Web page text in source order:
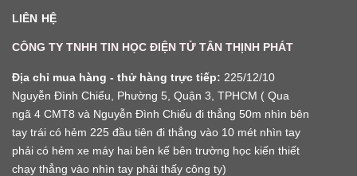
LIÊN HỆ
CÔNG TY TNHH TIN HỌC ĐIỆN TỬ TÂN THỊNH PHÁT
Địa chỉ mua hàng - thử hàng trực tiếp: 225/12/10
Nguyễn Đình Chiểu, Phường 5, Quận 3, TPHCM ( Qua
ngã 4 CMT8 và Nguyễn Đình Chiểu đi thẳng 50m nhìn bên
tay trái có hẻm 225 đầu tiên đi thẳng vào 10 mét nhìn tay
phải có hẻm xe máy hai bên kế bên trường học kiến thiết
chạy thẳng vào nhìn tay phải thấy công ty)